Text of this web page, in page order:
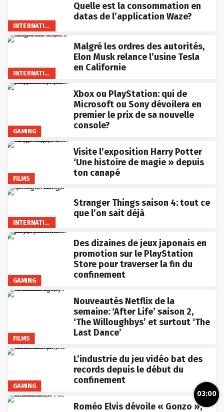
INTERNATIONAL
Quelle est la consommation en
datas de l’application Waze?
INTERNATIONAL
Malgré les ordres des autorités,
Elon Musk relance l’usine Tesla
en Californie
GAMING
Xbox ou PlayStation: qui de
Microsoft ou Sony dévoilera en
premier le prix de sa nouvelle
console?
FILMS
Visite l’exposition Harry Potter
‘Une histoire de magie » depuis
ton canapé
INTERNATIONAL
Stranger Things saison 4: tout ce
que l’on sait déjà
GAMING
Des dizaines de jeux japonais en
promotion sur le PlayStation
Store pour traverser la fin du
confinement
FILMS
Nouveautés Netflix de la
semaine: ‘After Life’ saison 2,
‘The Willoughbys’ et surtout ‘The
Last Dance’
GAMING
L’industrie du jeu vidéo bat des
records depuis le début du
confinement
Roméo Elvis dévoile « Gonzo »,
03:00